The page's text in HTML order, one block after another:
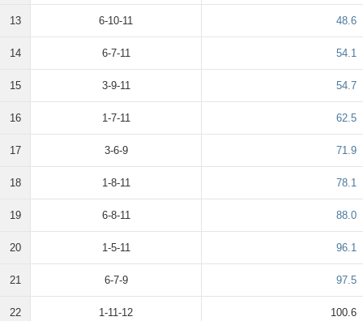
13 6-10-11 48.6
14 6-7-11 54.1
15 3-9-11 54.7
16 1-7-11 62.5
17 3-6-9 71.9
18 1-8-11 78.1
19 6-8-11 88.0
20 1-5-11 96.1
21 6-7-9 97.5
22 1-11-12 100.6